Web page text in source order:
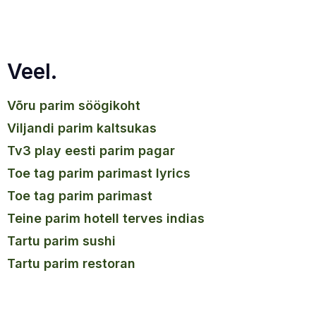
Veel.
võru parim söögikoht
viljandi parim kaltsukas
tv3 play eesti parim pagar
toe tag parim parimast lyrics
toe tag parim parimast
teine parim hotell terves indias
tartu parim sushi
tartu parim restoran